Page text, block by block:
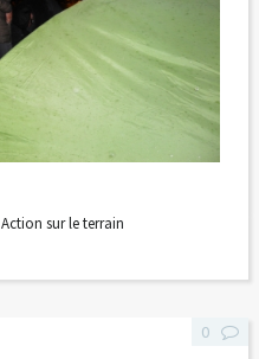
Action sur le terrain
0